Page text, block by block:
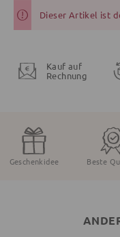
Dieser Artikel ist
Kauf auf
Rechnung
Geschenkidee Beste